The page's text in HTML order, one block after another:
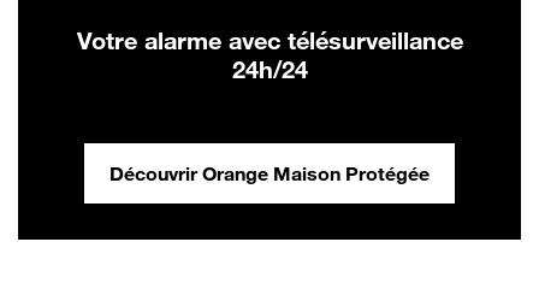
Votre alarme avec télésurveillance
24h/24
Découvrir Orange Maison Protégée